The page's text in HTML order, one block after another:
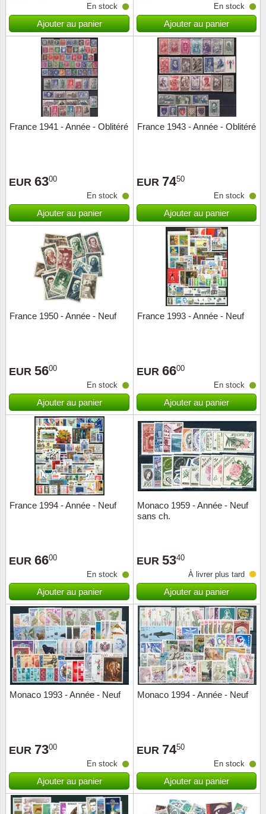
En stock
Ajouter au panier
En stock
Ajouter au panier
France 1941 - Année - Oblitéré
EUR 6300
En stock
Ajouter au panier
France 1943 - Année - Oblitéré
EUR 7450
En stock
Ajouter au panier
France 1950 - Année - Neuf
EUR 5600
En stock
Ajouter au panier
France 1993 - Année - Neuf
EUR 6600
En stock
Ajouter au panier
France 1994 - Année - Neuf
EUR 6600
En stock
Ajouter au panier
Monaco 1959 - Année - Neuf
sans ch.
EUR 5340
À livrer plus tard
Ajouter au panier
Monaco 1993 - Année - Neuf
EUR 7300
En stock
Ajouter au panier
Monaco 1994 - Année - Neuf
EUR 7450
En stock
Ajouter au panier
Islande
Iles
Irlande
Malte
Saint-
Sport
Turquie
Vatican